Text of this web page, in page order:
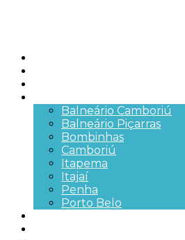
Balneário Camboriú
Balneário Piçarras
Bombinhas
Camboriú
Itapema
Itajaí
Penha
Porto Belo